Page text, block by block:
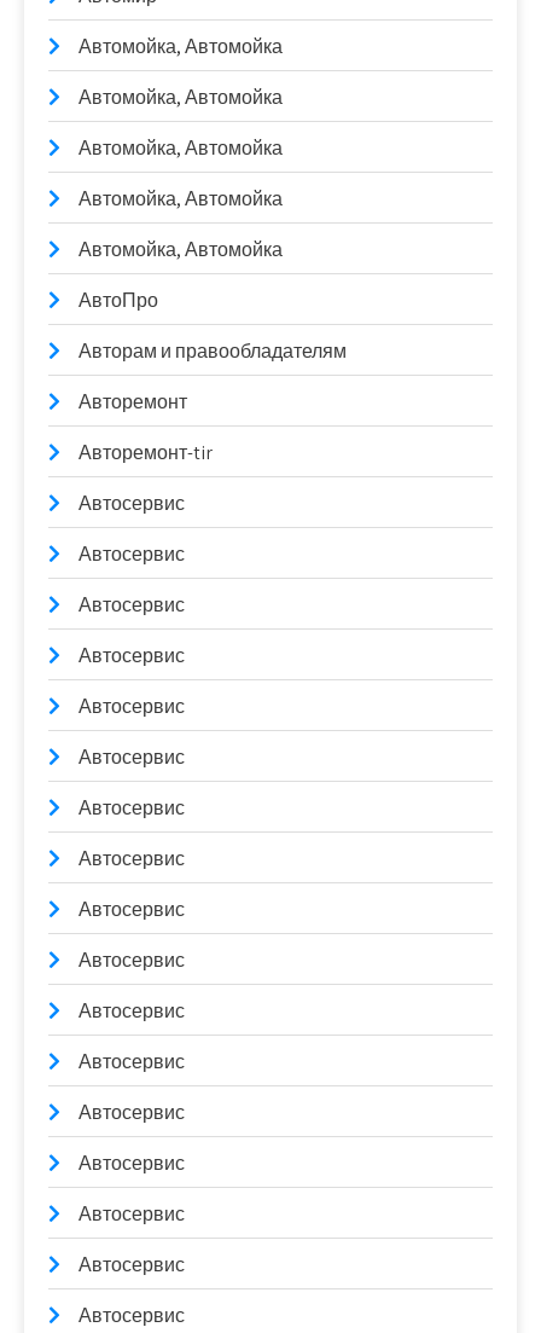
Автомойка, Автомойка
Автомойка, Автомойка
Автомойка, Автомойка
Автомойка, Автомойка
Автомойка, Автомойка
АвтоПро
Авторам и правообладателям
Авторемонт
Авторемонт-tir
Автосервис
Автосервис
Автосервис
Автосервис
Автосервис
Автосервис
Автосервис
Автосервис
Автосервис
Автосервис
Автосервис
Автосервис
Автосервис
Автосервис
Автосервис
Автосервис
Автосервис